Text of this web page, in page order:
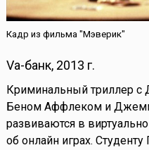
Кадр из фильма "Мэверик"
Va-банк, 2013 г.
Криминальный триллер
Беном Аффлеком и
развиваются в
об онлайн играх.